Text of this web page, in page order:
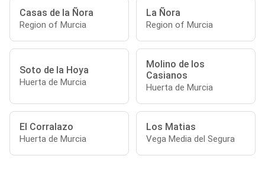
Casas de la Ñora
Region of Murcia
La Ñora
Region of Murcia
Soto de la Hoya
Huerta de Murcia
Molino de los
Casianos
Huerta de Murcia
El Corralazo
Huerta de Murcia
Los Matias
Vega Media del Segura